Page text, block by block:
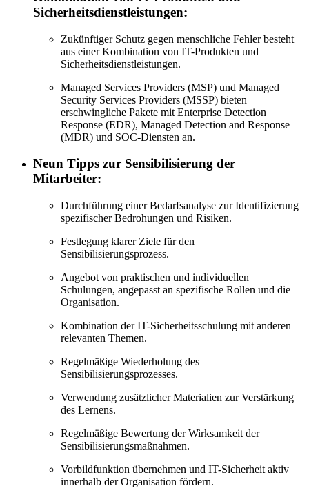
Sicherheitsdienstleistungen:
Zukünftiger Schutz gegen menschliche Fehler besteht
aus einer Kombination von IT-Produkten und
Sicherheitsdienstleistungen.
Managed Services Providers (MSP) und Managed
Security Services Providers (MSSP) bieten
erschwingliche Pakete mit Enterprise Detection
Response (EDR), Managed Detection and Response
(MDR) und SOC-Diensten an.
Neun Tipps zur Sensibilisierung der
Mitarbeiter:
Durchführung einer Bedarfsanalyse zur Identifizierung
spezifischer Bedrohungen und Risiken.
Festlegung klarer Ziele für den
Sensibilisierungsprozess.
Angebot von praktischen und individuellen
Schulungen, angepasst an spezifische Rollen und die
Organisation.
Kombination der IT-Sicherheitsschulung mit anderen
relevanten Themen.
Regelmäßige Wiederholung des
Sensibilisierungsprozesses.
Verwendung zusätzlicher Materialien zur Verstärkung
des Lernens.
Regelmäßige Bewertung der Wirksamkeit der
Sensibilisierungsmaßnahmen.
Vorbildfunktion übernehmen und IT-Sicherheit aktiv
innerhalb der Organisation fördern.